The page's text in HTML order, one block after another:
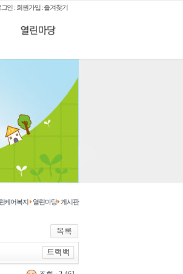
그인 : 회원가입:즐겨찾기
케어복지 열린마당 게시판